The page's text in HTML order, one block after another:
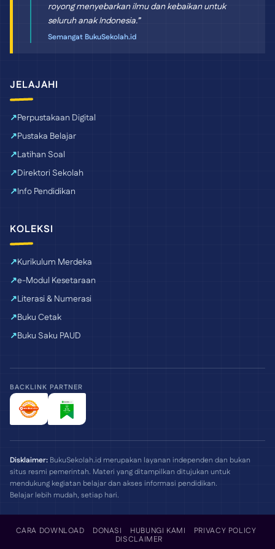
royong menyebarkan ilmu dan kebaikan untuk
seluruh anak Indonesia.”
Semangat BukuSekolah.id
JELAJAHI
Perpustakaan Digital
Pustaka Belajar
Latihan Soal
Direktori Sekolah
Info Pendidikan
KOLEKSI
Kurikulum Merdeka
e-Modul Kesetaraan
Literasi & Numerasi
Buku Cetak
Buku Saku PAUD
BACKLINK PARTNER
Disklaimer: BukuSekolah.id merupakan layanan independen dan bukan
situs resmi pemerintah. Materi yang ditampilkan ditujukan untuk
mendukung kegiatan belajar dan akses informasi pendidikan.
Belajar lebih mudah, setiap hari.
CARA DOWNLOAD DONASI HUBUNGI KAMI
PRIVACY POLICY
DISCLAIMER